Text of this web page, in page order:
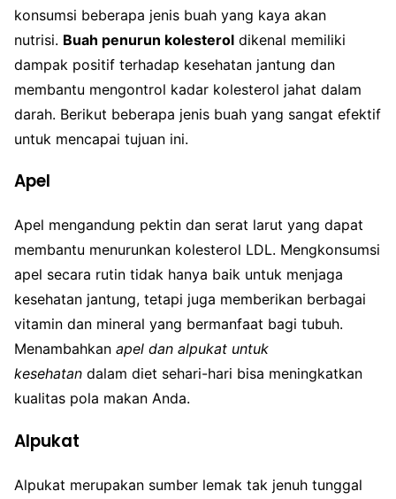
konsumsi beberapa jenis buah yang kaya akan
nutrisi. Buah penurun kolesterol dikenal memiliki
dampak positif terhadap kesehatan jantung dan
membantu mengontrol kadar kolesterol jahat dalam
darah. Berikut beberapa jenis buah yang sangat efektif
untuk mencapai tujuan ini.
Apel
Apel mengandung pektin dan serat larut yang dapat
membantu menurunkan kolesterol LDL. Mengkonsumsi
apel secara rutin tidak hanya baik untuk menjaga
kesehatan jantung, tetapi juga memberikan berbagai
vitamin dan mineral yang bermanfaat bagi tubuh.
Menambahkan apel dan alpukat untuk
kesehatan dalam diet sehari-hari bisa meningkatkan
kualitas pola makan Anda.
Alpukat
Alpukat merupakan sumber lemak tak jenuh tunggal